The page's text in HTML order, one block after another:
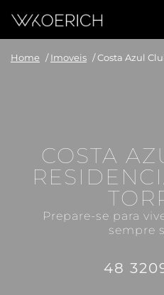
Home /Imoveis /Costa Azul
COSTA
Prepare-se para
sempre
48